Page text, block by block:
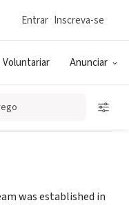
Voluntariar Anunciar
Entrar Inscreva-se
was established in